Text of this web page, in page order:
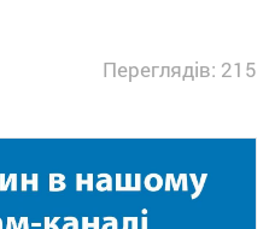
Переглядів: 215